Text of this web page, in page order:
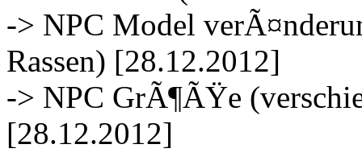
-> NPC Model
Rassen) [28.12.2012]
-> NPC GrÃ¶ÃŸe
[28.12.2012]